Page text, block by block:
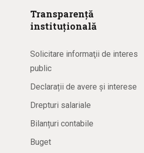
Transparență
instituțională
Solicitare informaţii de interes
public
Declarații de avere și interese
Drepturi salariale
Bilanțuri contabile
Buget